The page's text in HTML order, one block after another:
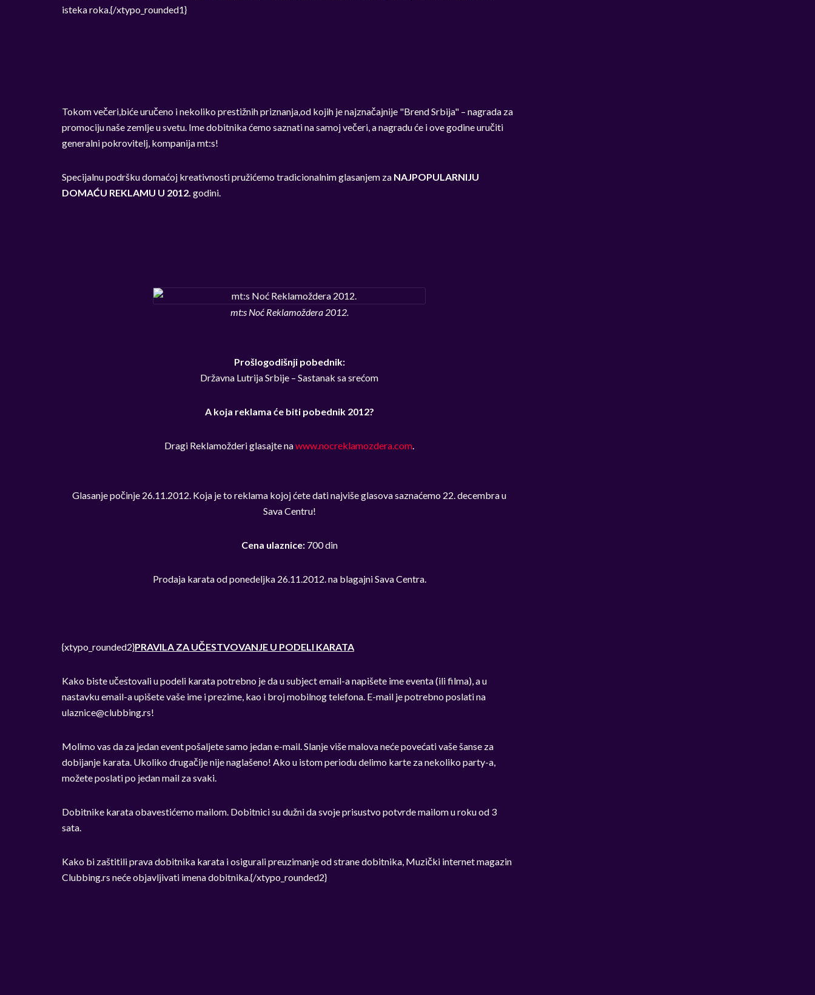
isteka roka.{/xtypo_rounded1}
Tokom večeri,biće uručeno i nekoliko prestižnih priznanja,od kojih je najznačajnije "Brend Srbija" – nagrada za
promociju naše zemlje u svetu. Ime dobitnika ćemo saznati na samoj večeri, a nagradu će i ove godine uručiti
generalni pokrovitelj, kompanija mt:s!
Specijalnu podršku domaćoj kreativnosti pružićemo tradicionalnim glasanjem za NAJPOPULARNIJU
DOMAĆU REKLAMU U 2012. godini.
mt:s Noć Reklamoždera 2012.
Prošlogodišnji pobednik:
Državna Lutrija Srbije – Sastanak sa srećom
A koja reklama će biti pobednik 2012?
Dragi Reklamožderi glasajte nawww.nocreklamozdera.com.
Glasanje počinje 26.11.2012. Koja je to reklama kojoj ćete dati najviše glasova saznaćemo 22. decembra u
Sava Centru!
Cena ulaznice: 700 din
Prodaja karata od ponedeljka 26.11.2012. na blagajni Sava Centra.
{xtypo_rounded2}PRAVILA ZA UČESTVOVANJE U PODELI KARATA
Kako biste učestovali u podeli karata potrebno je da u subject email-a napišete ime eventa (ili filma), a u
nastavku email-a upišete vaše ime i prezime, kao i broj mobilnog telefona. E-mail je potrebno poslati na
ulaznice@clubbing.rs!
Molimo vas da za jedan event pošaljete samo jedan e-mail. Slanje više malova neće povećati vaše šanse za
dobijanje karata. Ukoliko drugačije nije naglašeno! Ako u istom periodu delimo karte za nekoliko party-a,
možete poslati po jedan mail za svaki.
Dobitnike karata obavestićemo mailom. Dobitnici su dužni da svoje prisustvo potvrde mailom u roku od 3
sata.
Kako bi zaštitili prava dobitnika karata i osigurali preuzimanje od strane dobitnika, Muzički internet magazin
Clubbing.rs neće objavljivati imena dobitnika.{/xtypo_rounded2}